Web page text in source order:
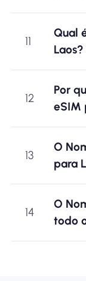
11
Qual
Laos?
12
Por
eSIM
13
O
para
14
O
todo